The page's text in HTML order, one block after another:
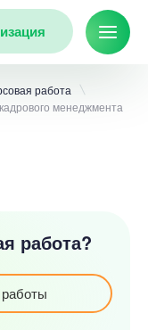
работа
менеджмента
работа?